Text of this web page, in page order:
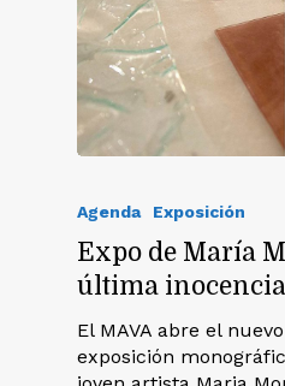
Agenda Exposición
Expo de María
última
El MAVA abre el
exposición